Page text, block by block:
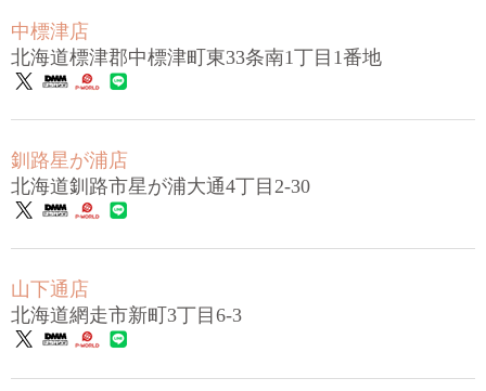
中標津店
北海道標津郡中標津町東33条南1丁目1番地
釧路星が浦店
北海道釧路市星が浦大通4丁目2-30
山下通店
北海道網走市新町3丁目6-3